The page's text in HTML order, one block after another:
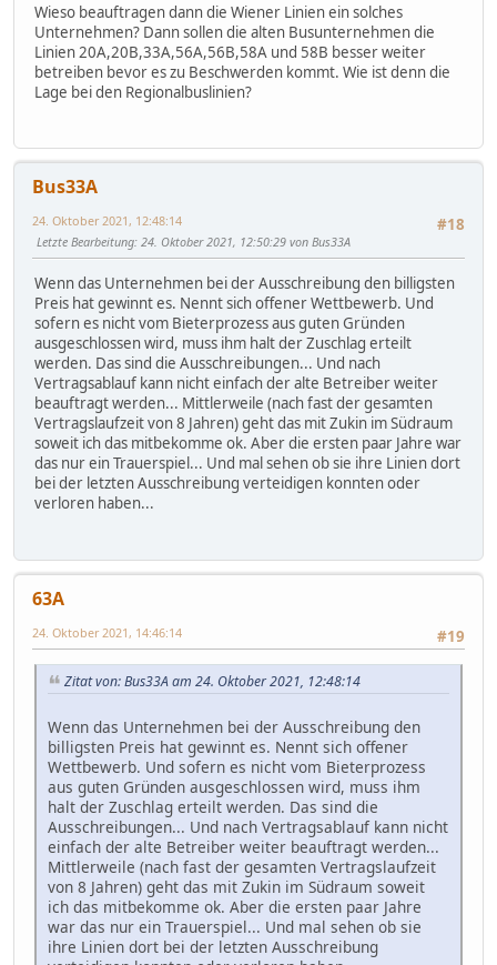
Wieso beauftragen dann die Wiener Linien ein solches
Unternehmen? Dann sollen die alten Busunternehmen die
Linien 20A,20B,33A,56A,56B,58A und 58B besser weiter
betreiben bevor es zu Beschwerden kommt. Wie ist denn die
Lage bei den Regionalbuslinien?
Bus33A
#18
24. Oktober 2021, 12:48:14
Letzte Bearbeitung: 24. Oktober 2021, 12:50:29 von Bus33A
Wenn das Unternehmen bei der Ausschreibung den billigsten
Preis hat gewinnt es. Nennt sich offener Wettbewerb. Und
sofern es nicht vom Bieterprozess aus guten Gründen
ausgeschlossen wird, muss ihm halt der Zuschlag erteilt
werden. Das sind die Ausschreibungen... Und nach
Vertragsablauf kann nicht einfach der alte Betreiber weiter
beauftragt werden... Mittlerweile (nach fast der gesamten
Vertragslaufzeit von 8 Jahren) geht das mit Zukin im Südraum
soweit ich das mitbekomme ok. Aber die ersten paar Jahre war
das nur ein Trauerspiel... Und mal sehen ob sie ihre Linien dort
bei der letzten Ausschreibung verteidigen konnten oder
verloren haben...
63A
#19
24. Oktober 2021, 14:46:14
Zitat von: Bus33A am 24. Oktober 2021, 12:48:14
Wenn das Unternehmen bei der Ausschreibung den
billigsten Preis hat gewinnt es. Nennt sich offener
Wettbewerb. Und sofern es nicht vom Bieterprozess
aus guten Gründen ausgeschlossen wird, muss ihm
halt der Zuschlag erteilt werden. Das sind die
Ausschreibungen... Und nach Vertragsablauf kann nicht
einfach der alte Betreiber weiter beauftragt werden...
Mittlerweile (nach fast der gesamten Vertragslaufzeit
von 8 Jahren) geht das mit Zukin im Südraum soweit
ich das mitbekomme ok. Aber die ersten paar Jahre
war das nur ein Trauerspiel... Und mal sehen ob sie
ihre Linien dort bei der letzten Ausschreibung